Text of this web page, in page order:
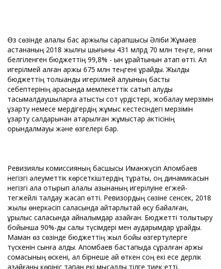
Өз сөзінде қалалық бас қаржылық сарапшысы Әліби Жұмаев
астананың 2018 жылғы шығыны 431 млрд 70 млн теңге, яғни
белгіленген бюджеттің 99,8% - ын құрайтынын атап өтті. Ал
игерілмей қалған қаржы 675 млн теңгені құрайды. Жылдық
бюджеттің толыққанды игерілмей қалуының басты
себептерінің арасында мемлекеттік сатып алуды
тасымалдаушыларға қатысты сот үрдістері, жобалау мерзімін
ұзарту немесе мердігердің жұмыс кестесіндегі мерзімін
ұзарту салдарынан атқарылған жұмыстар актісінің
орындалмауы және өзгелері бар.
Ревизиялық комиссияның басшысы Иманжүсіп Ақпомбаев
негізгі әлеуметтік көрсеткіштердің тұрақты, оң динамикасын
негізгі ала отырып қалалық қазынаның игерілуіне егжей-
тегжейлі талдау жасап өтті. Ревизордың сөзіне сенсек, 2018
жылы өнеркәсіп саласында айтарлықтай өсу байқалған,
құрылыс саласында айналымдар азайған. Бюджетті толықтыру
бойынша 90%-ды салық түсімдері мен аударымдар құрайды.
Маман өз сөзінде бюджеттің жыл бойы өзгертулерге
түскенін сынға алды. Ақпомбаев бастапқыда сұралған қаржы
сомасының өскені, ал бірнеше ай өткен соң екі есе дерлік
азайғаны көрініс тапқан екі мысалды тілге тиек етті.